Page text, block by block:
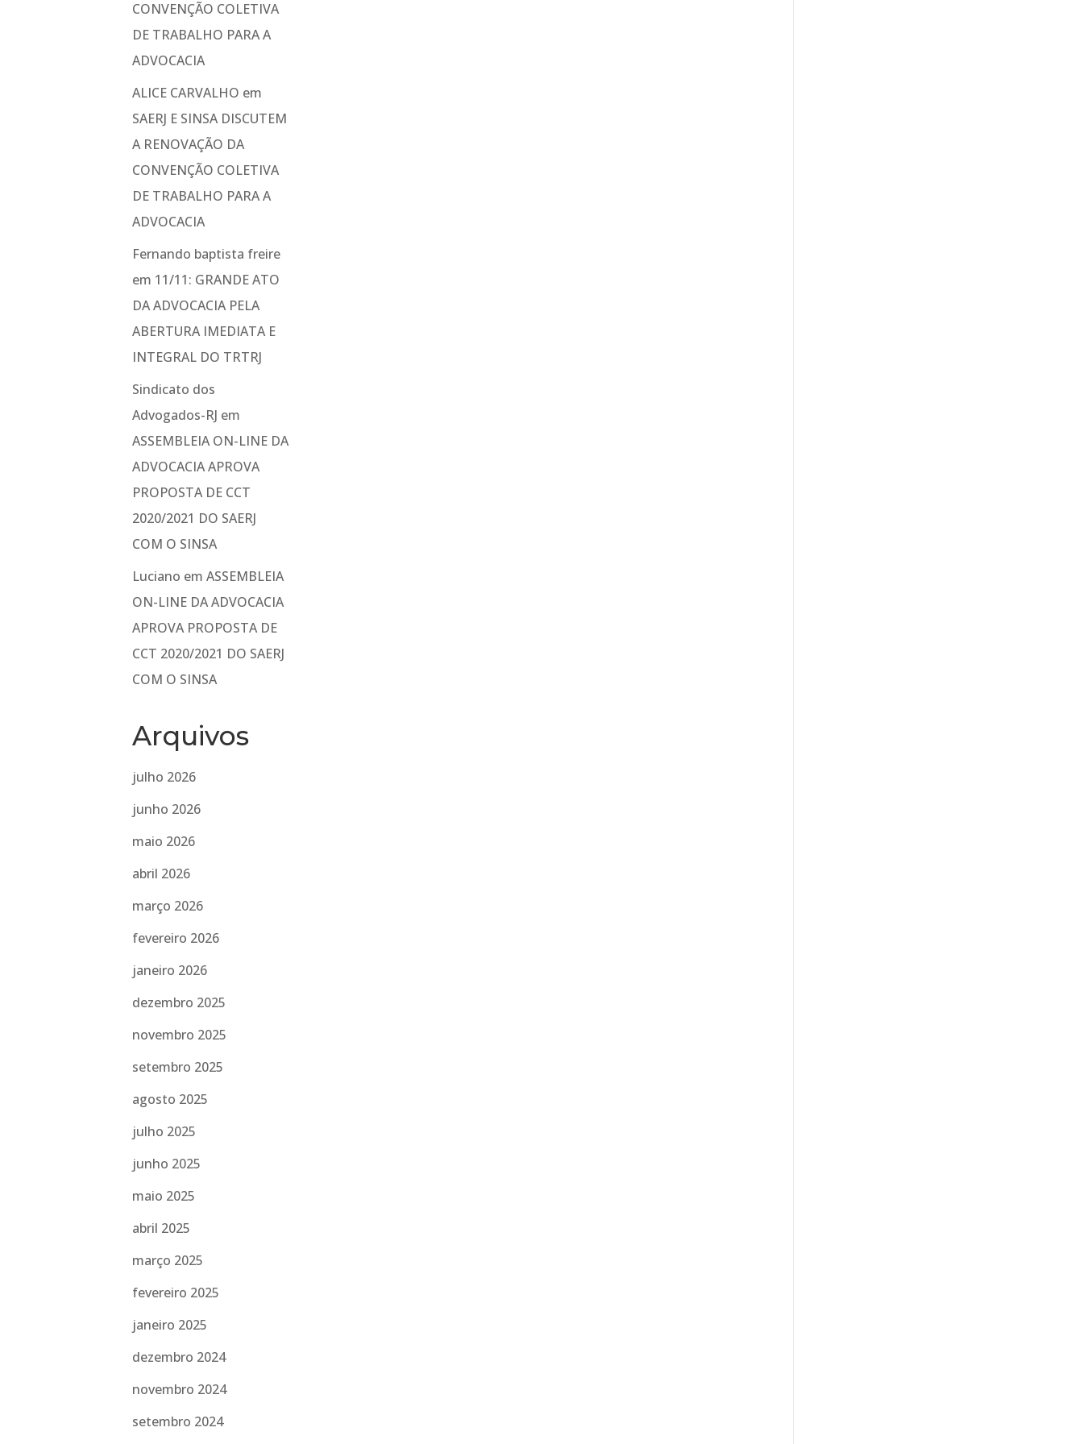
CONVENÇÃO COLETIVA
DE TRABALHO PARA A
ADVOCACIA
ALICE CARVALHO em
SAERJ E SINSA DISCUTEM
A RENOVAÇÃO DA
CONVENÇÃO COLETIVA
DE TRABALHO PARA A
ADVOCACIA
Fernando baptista freire
em 11/11: GRANDE ATO
DA ADVOCACIA PELA
ABERTURA IMEDIATA E
INTEGRAL DO TRTRJ
Sindicato dos
Advogados-RJ em
ASSEMBLEIA ON-LINE DA
ADVOCACIA APROVA
PROPOSTA DE CCT
2020/2021 DO SAERJ
COM O SINSA
Luciano emASSEMBLEIA
ON-LINE DA ADVOCACIA
APROVA PROPOSTA DE
CCT 2020/2021 DO SAERJ
COM O SINSA
Arquivos
julho 2026
junho 2026
maio 2026
abril 2026
março 2026
fevereiro 2026
janeiro 2026
dezembro 2025
novembro 2025
setembro 2025
agosto 2025
julho 2025
junho 2025
maio 2025
abril 2025
março 2025
fevereiro 2025
janeiro 2025
dezembro 2024
novembro 2024
setembro 2024